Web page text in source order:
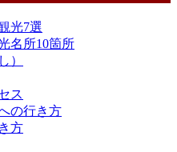
光7選
名所10箇所
）
ス
の行き方
方